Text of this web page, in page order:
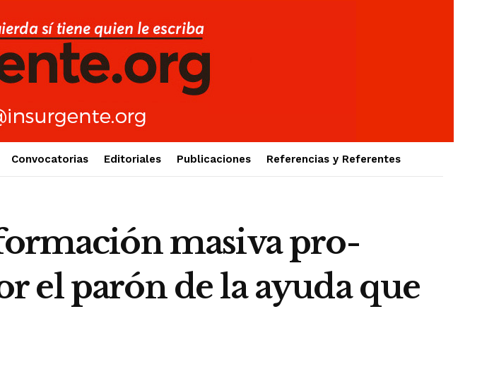
Convocatorias Editoriales Publicaciones Referencias y Referentes
masiva pro-
el parón de la ayuda que